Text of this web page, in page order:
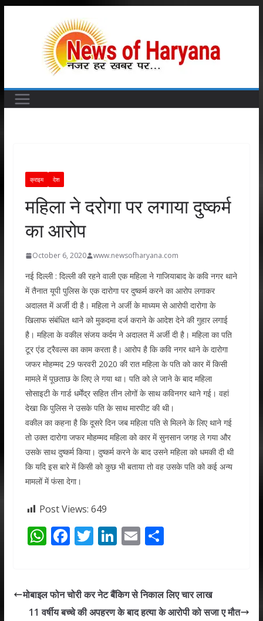
क्राइम देश
महिला ने दरोगा पर लगाया दुष्कर्म
का आरोप
October 6, 2020 www.newsofharyana.com
नई दिल्ली : दिल्ली की रहने वाली एक महिला ने गाजियाबाद के कवि नगर थाने
में तैनात यूपी पुलिस के एक दारोगा पर दुष्कर्म करने का आरोप लगाकर
अदालत में अर्जी दी है। महिला ने अर्जी के माध्यम से आरोपी दारोगा के
खिलाफ संबंधित थाने को मुकदमा दर्ज कराने के आदेश देने की गुहार लगाई
है। महिला के वकील संजय कर्दम ने अदालत में अर्जी दी है। महिला का पति
टूर एंड ट्रैवल्स का काम करता है। आरोप है कि कवि नगर थाने के दारोगा
जफर मोहम्मद 29 फरवरी 2020 की रात महिला के पति को कार में किसी
मामले में पूछताछ के लिए ले गया था। पति को ले जाने के बाद महिला
सोसाइटी के गार्ड धर्मेंद्र सहित तीन लोगों के साथ कविनगर थाने गई। वहां
देखा कि पुलिस ने उसके पति के साथ मारपीट की थी।
वकील का कहना है कि दूसरे दिन जब महिला पति से मिलने के लिए थाने गई
तो उक्त दारोगा जफर मोहम्मद महिला को कार में सुनसान जगह ले गया और
उसके साथ दुष्कर्म किया। दुष्कर्म करने के बाद उसने महिला को धमकी दी थी
कि यदि इस बारे में किसी को कुछ भी बताया तो वह उसके पति को कई अन्य
मामलों में फंसा देगा।
Post Views: 649
W
s
A
F
b
o
T
er
Li
e
dI
E
l
S
e
मोबाइल फोन चोरी कर नेट बैंकिग से निकाल लिए चार लाख
11 वर्षीय बच्चे की अपहरण के बाद हत्या के आरोपी को सजा ए मौत